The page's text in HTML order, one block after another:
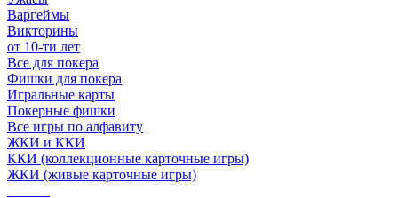
Варгеймы
Викторины
от 10-ти лет
Все для покера
Фишки для покера
Игральные карты
Покерные фишки
Все игры по алфавиту
ЖКИ и ККИ
ККИ (коллекционные карточные игры)
ЖКИ (живые карточные игры)